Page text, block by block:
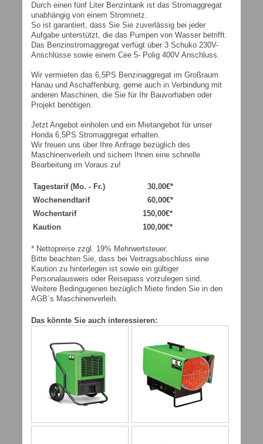
Durch einen fünf Liter Benzintank ist das Stromaggregat
unabhängig von einem Stromnetz.
So ist garantiert, dass Sie Sie zuverlässig bei jeder
Aufgabe unterstützt, die das Pumpen von Wasser betrifft.
Das Benzinstromaggregat verfügt über 3 Schuko 230V-
Anschlüsse sowie einem Cee 5- Polig 400V Anschluss.
Wir vermieten das 6,5PS Benzinaggregat im Großraum
Hanau und Aschaffenburg, gerne auch in Verbindung mit
anderen Maschinen, die Sie für Ihr Bauvorhaben oder
Projekt benötigen.
Jetzt Angebot einholen und ein Mietangebot für unser
Honda 6,5PS Stromaggregat erhalten.
Wir freuen uns über Ihre Anfrage bezüglich des
Maschinenverleih und sichern Ihnen eine schnelle
Bearbeitung im Voraus zu!
Tagestarif (Mo. - Fr.)
30,00€*
Wochenendtarif
60,00€*
Wochentarif
150,00€*
Kaution
100,00€*
* Nettopreise zzgl. 19% Mehrwertsteuer.
Bitte beachten Sie, dass bei Vertragsabschluss eine
Kaution zu hinterlegen ist sowie ein gültiger
Personalausweis oder Reisepass vorzulegen sind.
Weitere Bedingugenen bezüglich Miete finden Sie in den
AGB´s Maschinenverleih.
Das könnte Sie auch interessieren: